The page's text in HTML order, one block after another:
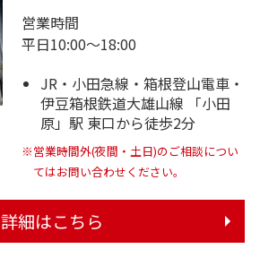
営業時間
平日10:00～18:00
JR・小田急線・箱根登山電車・
伊豆箱根鉄道大雄山線 「小田
原」駅 東口から徒歩2分
※営業時間外(夜間・土日)のご相談につい
てはお問い合わせください。
詳細はこちら